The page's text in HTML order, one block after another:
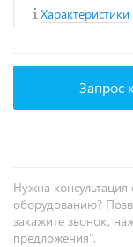
Характеристики
Запрос
Нужна
оборудованию?
закажите звонок,
предложения".